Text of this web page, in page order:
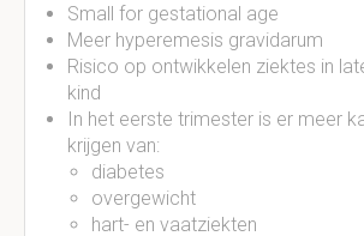
Small for gestational age
Meer hyperemesis gravidarum
Risico op ontwikkelen ziektes in
kind
In het eerste trimester is er meer
krijgen van:
diabetes
overgewicht
hart- en vaatziekten